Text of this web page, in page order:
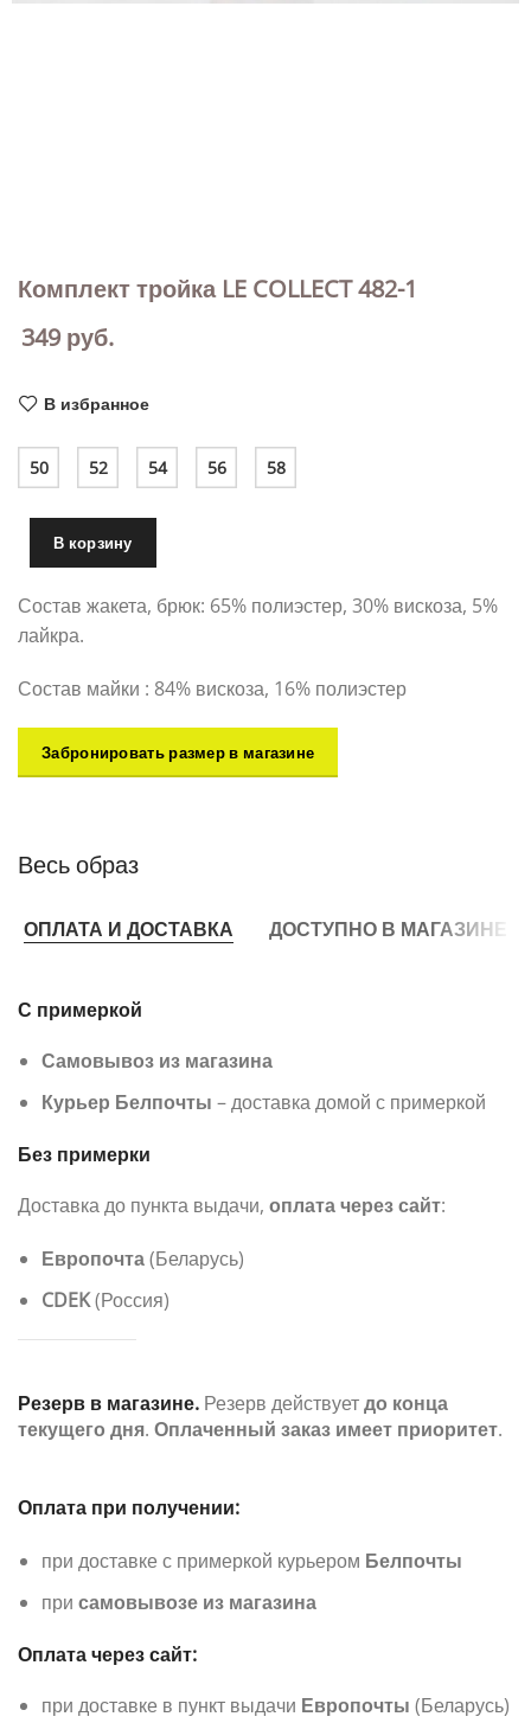
Комплект тройка LE COLLECT 482-1
349 руб.
В избранное
50 52 54 56 58
В корзину
Состав жакета, брюк: 65% полиэстер, 30% вискоза, 5%
лайкра.
Состав майки : 84% вискоза, 16% полиэстер
Забронировать размер в магазине
Весь образ
ОПЛАТА И ДОСТАВКА ДОСТУПНО В МАГАЗИНЕ
С примеркой
Самовывоз из магазина
Курьер Белпочты – доставка домой с примеркой
Без примерки
Доставка до пункта выдачи, оплата через сайт:
Европочта(Беларусь)
CDEK(Россия)
Резерв в магазине. Резерв действуетдо конца
текущего дня. Оплаченный заказ имеет приоритет.
Оплата при получении:
при доставке с примеркой курьером Белпочты
при самовывозе из магазина
Оплата через сайт:
при доставке в пункт выдачи Европочты (Беларусь)